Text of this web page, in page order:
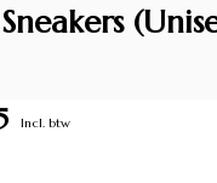
Incl. btw